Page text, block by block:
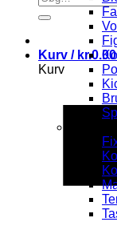
efter:
Kurv / kr.0.00
Kurv